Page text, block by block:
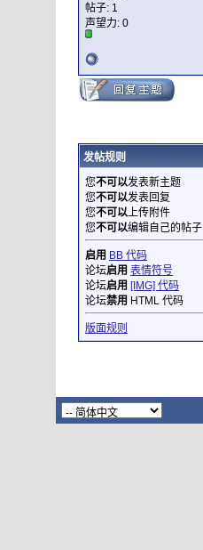
帖子: 1
声望力: 0
发帖规则
您不可以发表新主题
您不可以发表回复
您不可以上传附件
您不可以编辑自己的帖子
启用 BB 代码
论坛启用 表情符号
论坛启用 [IMG] 代码
论坛禁用 HTML 代码
版面规则